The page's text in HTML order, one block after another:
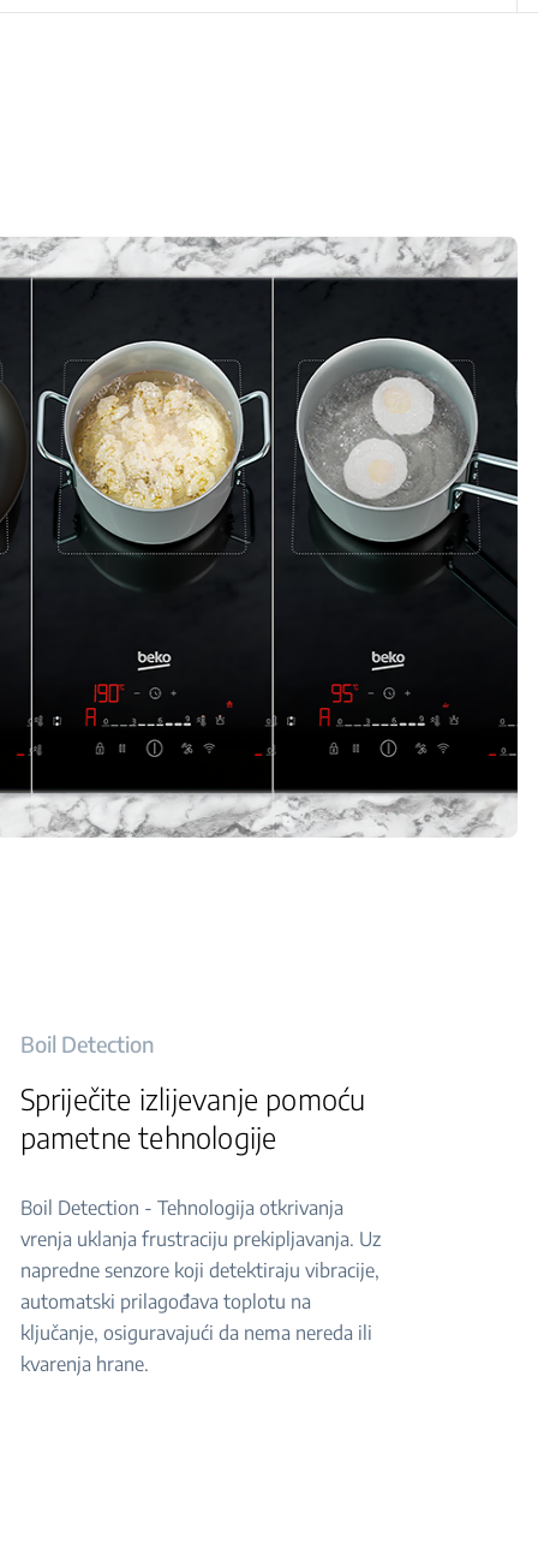
Boil Detection
Spriječite izlijevanje pomoću
pametne tehnologije
Boil Detection - Tehnologija otkrivanja
vrenja uklanja frustraciju prekipljavanja. Uz
napredne senzore koji detektiraju vibracije,
automatski prilagođava toplotu na
ključanje, osiguravajući da nema nereda ili
kvarenja hrane.